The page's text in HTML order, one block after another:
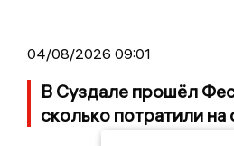
04/08/2026 09:01
В Суздале прошёл
сколько потратили на